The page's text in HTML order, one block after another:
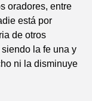
oradores, entre
está por
de otros
la fe una y
ni la disminuye